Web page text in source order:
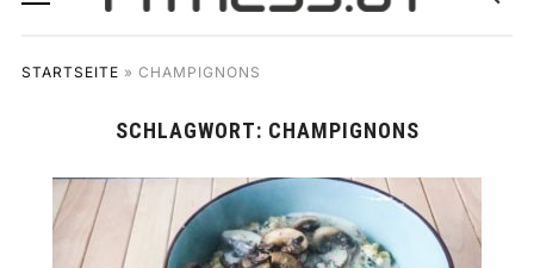
STARTSEITE » CHAMPIGNONS
SCHLAGWORT: CHAMPIGNONS